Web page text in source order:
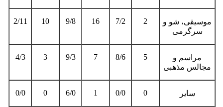
موسیقی، شو و
سرگرمی
2
7/2
16
9/8
10
2/11
مراسم و
مجالس مذهبی
5
8/6
7
9/3
3
4/3
سایر 0
0/0
1
6/0
0
0/0